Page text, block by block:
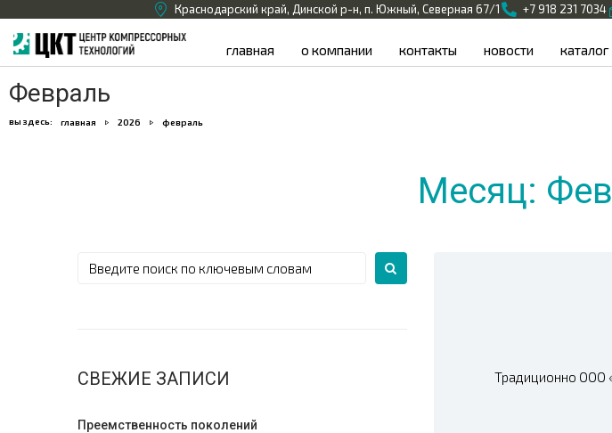
Краснодарский край, Динской р-н, п. Южный, Северная 67/1 +7 918 231 7034
главная о компании контакты новости каталог
Февраль
вы здесь: главная 2026 февраль
Месяц:
Традиционно ООО
СВЕЖИЕ ЗАПИСИ
Преемственность поколений